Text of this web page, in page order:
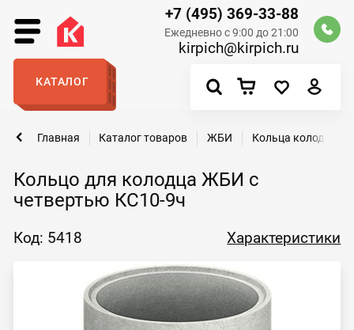
+7 (495) 369-33-88
Ежедневно с 9:00 до 21:00
kirpich@kirpich.ru
КАТАЛОГ
Кольцо для колодца ЖБИ с
четвертью КС10-9ч
Главная Каталог товаров ЖБИ Кольца
Код: 5418 Характеристики